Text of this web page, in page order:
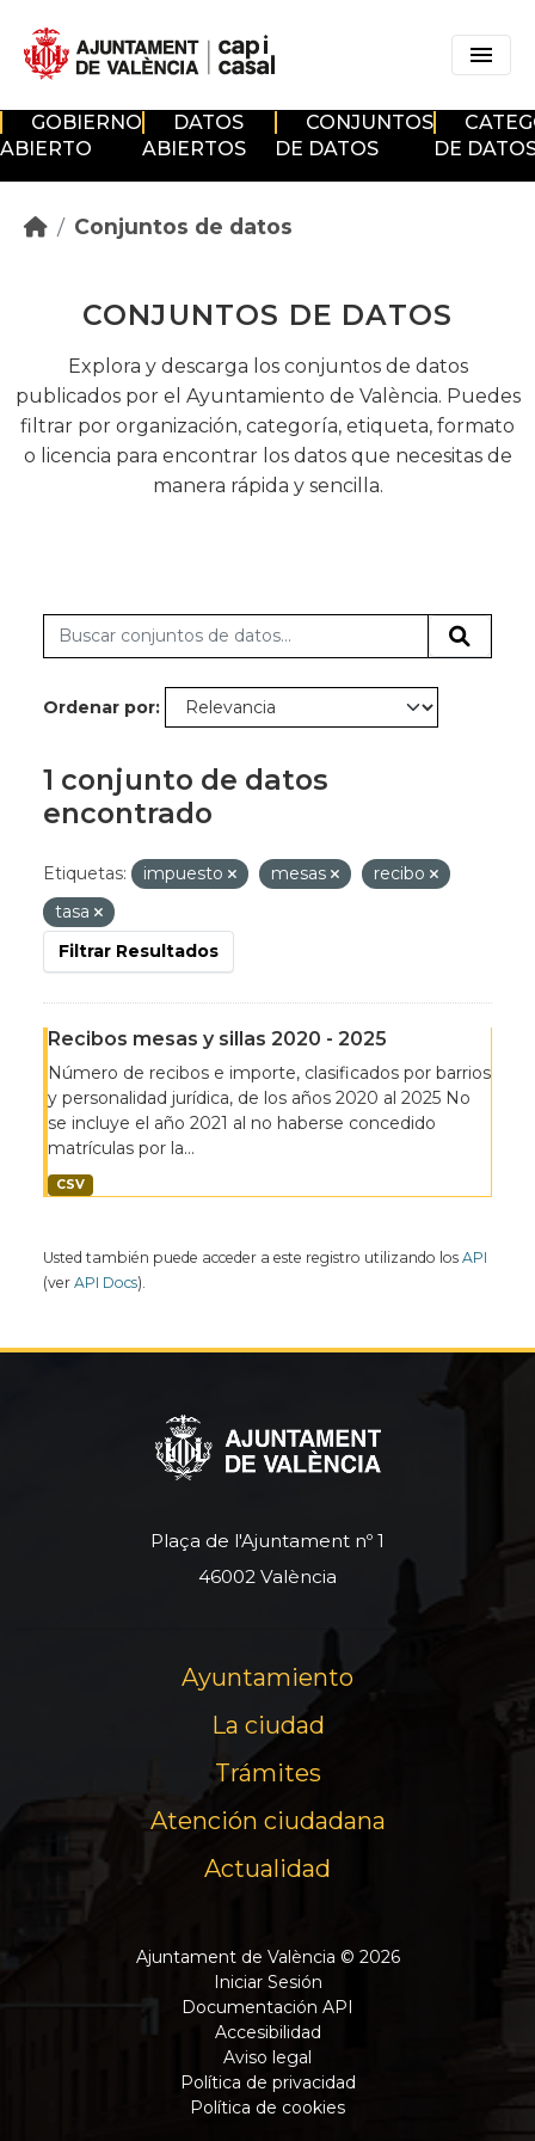
GOBIERNO
ABIERTO
DATOS
ABIERTOS
CONJUNTOS
DE DATOS
DE
Conjuntos de datos
CONJUNTOS DE DATOS
Explora y descarga los conjuntos de datos
publicados por el Ayuntamiento de València. Puedes
filtrar por organización, categoría, etiqueta, formato
o licencia para encontrar los datos que necesitas de
manera rápida y sencilla.
Ordenar por
1 conjunto de datos
encontrado
Etiquetas: impuesto mesas
recibo
tasa
Filtrar Resultados
Recibos mesas y sillas 2020 - 2025
Número de recibos e importe, clasificados por barrios
y personalidad jurídica, de los años 2020 al 2025 No
se incluye el año 2021 al no haberse concedido
matrículas por la...
CSV
Usted también puede acceder a este registro utilizando los API
(ver API Docs).
Plaça de l'Ajuntament nº 1
46002 València
Ayuntamiento
La ciudad
Trámites
Atención ciudadana
Actualidad
Ajuntament de València © 2026
Iniciar Sesión
Documentación API
Accesibilidad
Aviso legal
Política de privacidad
Política de cookies